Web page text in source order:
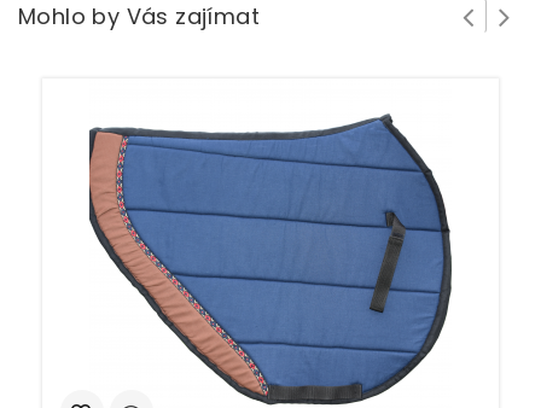
Mohlo by Vás zajímat